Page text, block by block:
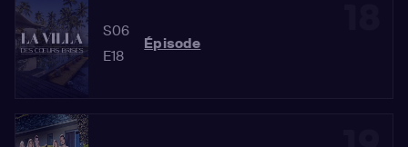
S06
E18
Épisode